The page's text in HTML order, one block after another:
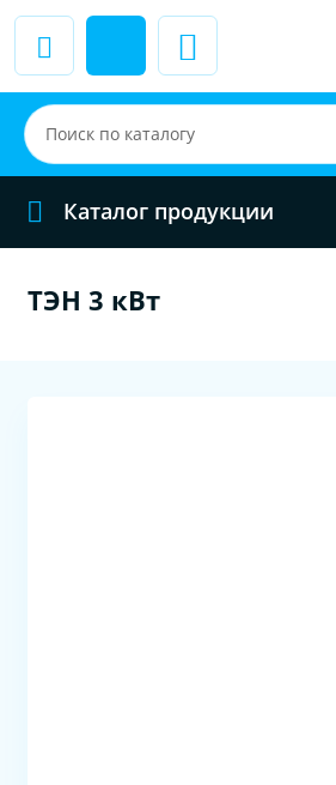
Каталог продукции
ТЭН 3 кВт